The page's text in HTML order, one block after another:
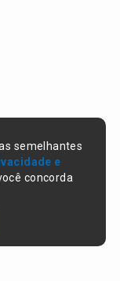
semelhantes
e
concorda